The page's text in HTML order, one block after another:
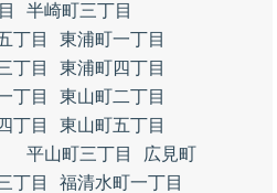
半崎町三丁目
丁目
東浦町一丁目
丁目
東浦町四丁目
丁目
東山町二丁目
丁目
東山町五丁目
平山町三丁目
広見町
丁目
福清水町一丁目